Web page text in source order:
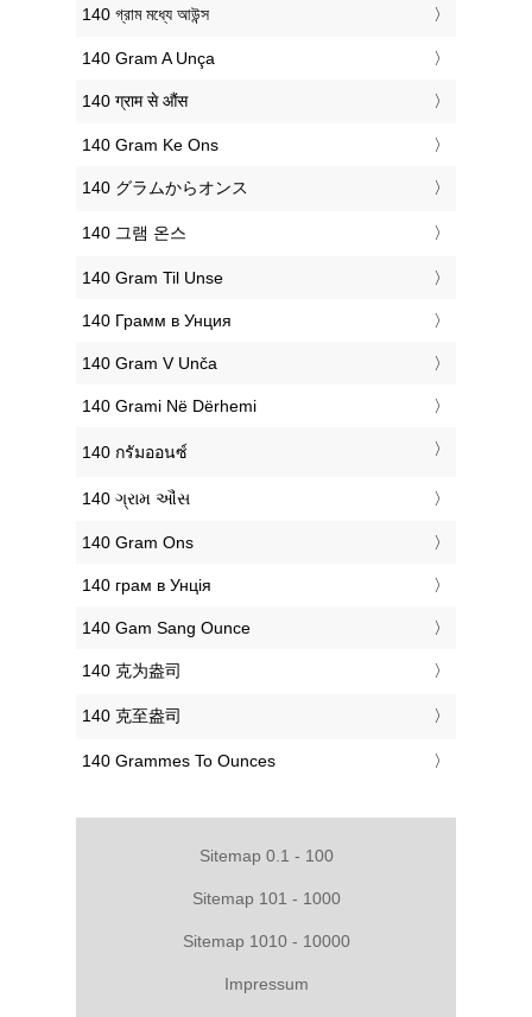
‎140 গ্রাম মধ্যে আউন্স
‎140 Gram A Unça
‎140 ग्राम से औंस
‎140 Gram Ke Ons
‎140 グラムからオンス
‎140 그램 온스
‎140 Gram Til Unse
‎140 Грамм в Унция
‎140 Gram V Unča
‎140 Grami Në Dërhemi
‎140 กรัมออนซ์
‎140 ગ્રામ ઔંસ
‎140 Gram Ons
‎140 грам в Унція
‎140 Gam Sang Ounce
‎140 克为盎司
‎140 克至盎司
‎140 Grammes To Ounces
Sitemap 0.1 - 100
Sitemap 101 - 1000
Sitemap 1010 - 10000
Impressum